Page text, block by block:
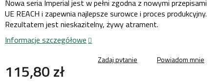
115,80 zł
Nowa seria Imperial jest w pełni zgodna z nowymi przepisami
UE REACH i zapewnia najlepsze surowce i proces produkcyjny.
Rezultatem jest nieskazitelny, żywy atrament.
Informacje szczegółowe
Zadaj pytanie Powiadom mnie